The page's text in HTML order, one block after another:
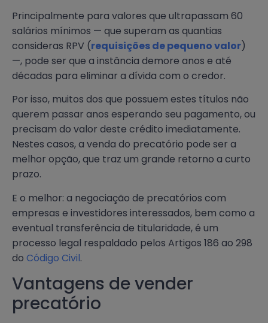
Principalmente para valores que ultrapassam 60
salários mínimos — que superam as quantias
consideras RPV (requisições de pequeno valor)
—, pode ser que a instância demore anos e até
décadas para eliminar a dívida com o credor.
Por isso, muitos dos que possuem estes títulos não
querem passar anos esperando seu pagamento, ou
precisam do valor deste crédito imediatamente.
Nestes casos, a venda do precatório pode ser a
melhor opção, que traz um grande retorno a curto
prazo.
E o melhor: a negociação de precatórios com
empresas e investidores interessados, bem como a
eventual transferência de titularidade, é um
processo legal respaldado pelos Artigos 186 ao 298
do Código Civil.
Vantagens de vender
precatório